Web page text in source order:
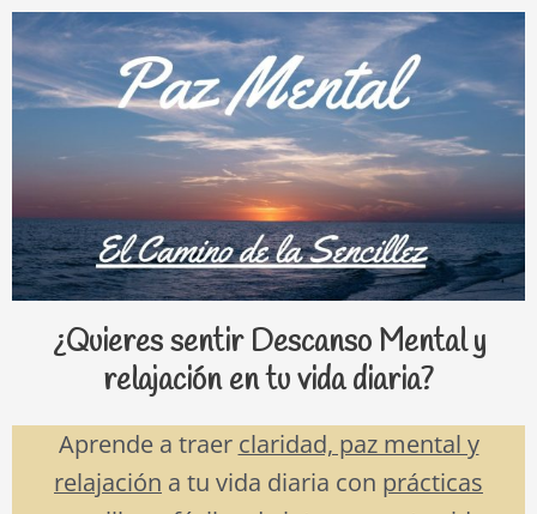
¿Quieres sentir Descanso Mental y
relajación en tu vida diaria?
Aprende a traer claridad, paz mental y
relajación a tu vida diaria con prácticas